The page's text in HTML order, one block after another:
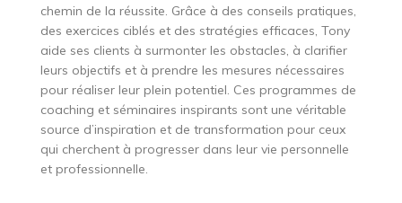
chemin de la réussite. Grâce à des conseils pratiques,
des exercices ciblés et des stratégies efficaces, Tony
aide ses clients à surmonter les obstacles, à clarifier
leurs objectifs et à prendre les mesures nécessaires
pour réaliser leur plein potentiel. Ces programmes de
coaching et séminaires inspirants sont une véritable
source d’inspiration et de transformation pour ceux
qui cherchent à progresser dans leur vie personnelle
et professionnelle.